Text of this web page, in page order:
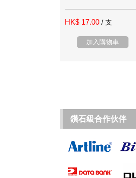
HK$ 17.00 / 支
加入購物車
鑽石級合作伙伴